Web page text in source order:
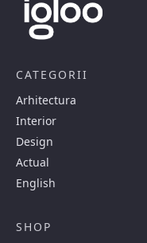
CATEGORII
Arhitectura
Interior
Design
Actual
English
SHOP